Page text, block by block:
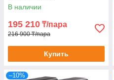
В наличии
195 210 ₸/пара
216 900 ₸/пара
Купить
–10%